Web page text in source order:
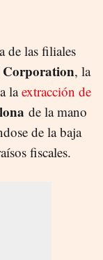
de las filiales
, la
laextracción de
de la mano
de la baja
fiscales.